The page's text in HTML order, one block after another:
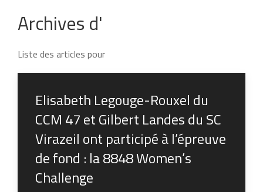
Archives d'
Liste des articles pour
Elisabeth Legouge-Rouxel du
CCM 47 et Gilbert Landes du SC
Virazeil ont participé à l’épreuve
de fond : la 8848 Women’s
Challenge